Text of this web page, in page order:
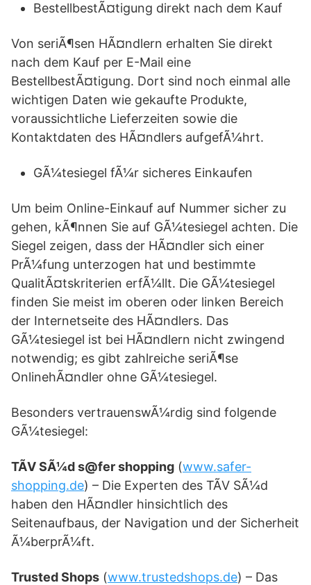
BestellbestÃ¤tigung direkt nach dem Kauf
Von seriÃ¶sen HÃ¤ndlern erhalten Sie direkt
nach dem Kauf per E-Mail eine
BestellbestÃ¤tigung. Dort sind noch einmal alle
wichtigen Daten wie gekaufte Produkte,
voraussichtliche Lieferzeiten sowie die
Kontaktdaten des HÃ¤ndlers aufgefÃ¼hrt.
GÃ¼tesiegel fÃ¼r sicheres Einkaufen
Um beim Online-Einkauf auf Nummer sicher zu
gehen, kÃ¶nnen Sie auf GÃ¼tesiegel achten. Die
Siegel zeigen, dass der HÃ¤ndler sich einer
PrÃ¼fung unterzogen hat und bestimmte
QualitÃ¤tskriterien erfÃ¼llt. Die GÃ¼tesiegel
finden Sie meist im oberen oder linken Bereich
der Internetseite des HÃ¤ndlers. Das
GÃ¼tesiegel ist bei HÃ¤ndlern nicht zwingend
notwendig; es gibt zahlreiche seriÃ¶se
OnlinehÃ¤ndler ohne GÃ¼tesiegel.
Besonders vertrauenswÃ¼rdig sind folgende
GÃ¼tesiegel:
TÃV SÃ¼d s@fer shopping (www.safer-
shopping.de) – Die Experten des TÃV SÃ¼d
haben den HÃ¤ndler hinsichtlich des
Seitenaufbaus, der Navigation und der Sicherheit
Ã¼berprÃ¼ft.
Trusted Shops (www.trustedshops.de) – Das